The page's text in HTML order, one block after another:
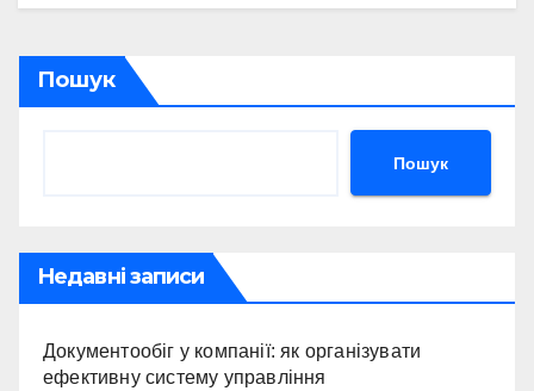
Пошук
Пошук
Недавні записи
Документообіг у компанії: як організувати
ефективну систему управління